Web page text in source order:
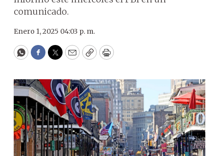
comunicado.
Enero 1, 2025 04:03 p. m.
WhatsApp
Facebook
Twitter
EmailCopyPrint